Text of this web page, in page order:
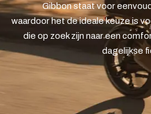
Gibbon staat voor
waardoor het de ideale keuze is
die op zoek zijn naar een
dagelijkse